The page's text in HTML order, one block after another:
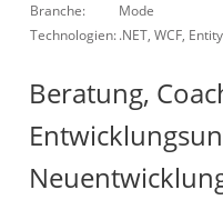
Branche:
Mode
Technologien:.NET, WCF,
Beratung,